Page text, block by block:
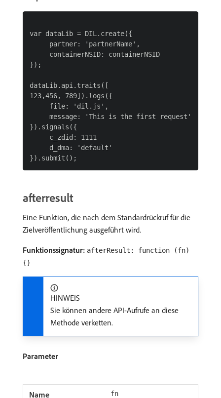
var dataLib = DIL.create({
     partner: 'partnerName',
     containerNSID: containerNSID
});
dataLib.api.traits([
123,456, 789]).logs({
     file: 'dil.js',
     message: 'This is the first request'
}).signals({
     c_zdid: 1111
     d_dma: 'default'
afterresult
Eine Funktion, die nach dem Standardrückruf für die
Zielveröffentlichung ausgeführt wird.
Funktionssignatur: afterResult: function (fn)
{}
HINWEIS
Sie können andere API-Aufrufe an diese
Methode verketten.
Parameter
fn